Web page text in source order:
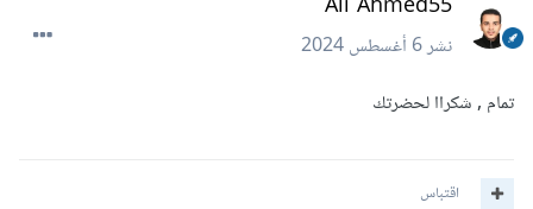
نشر6 أغسطس 2024
تمام , شكراا لحضرتك
اقتباس